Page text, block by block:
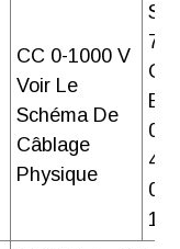
CC 0-1000 V
Voir Le
Schéma De
Câblage
Physique
75
0-
4-
0-
10